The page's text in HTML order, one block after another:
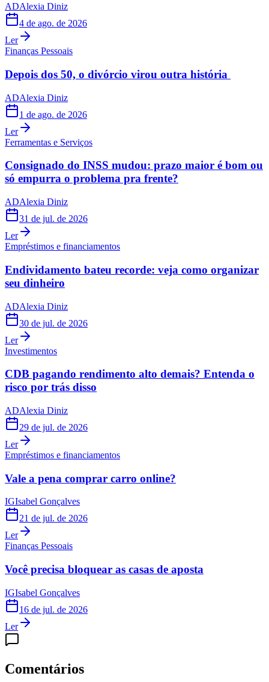
ADAlexia Diniz
4 de ago. de 2026
Ler
Finanças Pessoais
Depois dos 50, o divórcio virou outra história
ADAlexia Diniz
1 de ago. de 2026
Ler
Ferramentas e Serviços
Consignado do INSS mudou: prazo maior é bom ou
só empurra o problema pra frente?
ADAlexia Diniz
31 de jul. de 2026
Ler
Empréstimos e financiamentos
Endividamento bateu recorde: veja como organizar
seu dinheiro
ADAlexia Diniz
30 de jul. de 2026
Ler
Investimentos
CDB pagando rendimento alto demais? Entenda o
risco por trás disso
ADAlexia Diniz
29 de jul. de 2026
Ler
Empréstimos e financiamentos
Vale a pena comprar carro online?
IGIsabel Gonçalves
21 de jul. de 2026
Ler
Finanças Pessoais
Você precisa bloquear as casas de aposta
IGIsabel Gonçalves
16 de jul. de 2026
Ler
Comentários